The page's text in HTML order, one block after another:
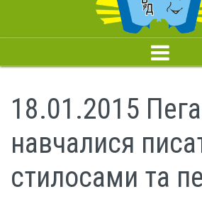
18.01.2015
навчалися
стилосами та